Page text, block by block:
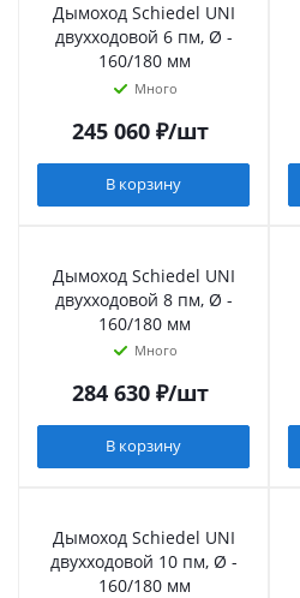
Дымоход Schiedel UNI
двухходовой 6 пм, Ø -
160/180 мм
Много
245 060₽/шт
В корзину
Дымоход Schiedel UNI
двухходовой 8 пм, Ø -
160/180 мм
Много
284 630₽/шт
В корзину
Дымоход Schiedel UNI
двухходовой 10 пм, Ø -
160/180 мм